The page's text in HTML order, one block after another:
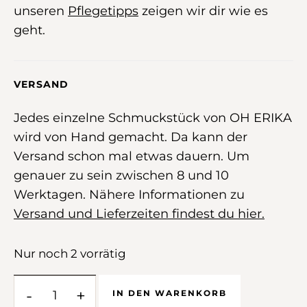
unseren Pflegetipps zeigen wir dir wie es
geht.
VERSAND
Jedes einzelne Schmuckstück von OH ERIKA
wird von Hand gemacht. Da kann der
Versand schon mal etwas dauern. Um
genauer zu sein zwischen 8 und 10
Werktagen. Nähere Informationen zu
Versand und Lieferzeiten findest du hier.
Nur noch 2 vorrätig
- + IN DEN WARENKORB